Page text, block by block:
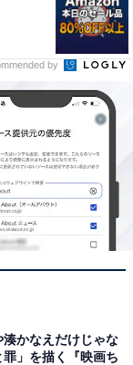
水風呂も阿蘇
温度が心地よ
by
湊かなえだけじゃな
罪」を描く『映画ち